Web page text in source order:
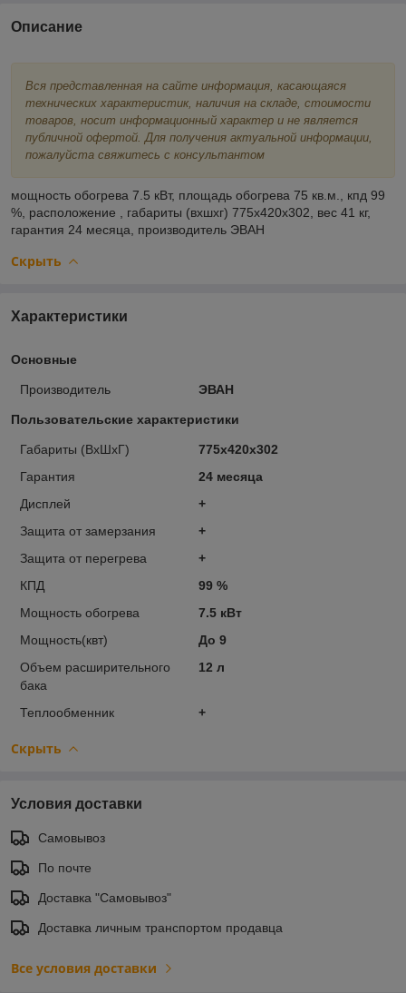
Описание
Вся представленная на сайте информация, касающаяся
технических характеристик, наличия на складе, стоимости
товаров, носит информационный характер и не является
публичной офертой. Для получения актуальной информации,
пожалуйста свяжитесь с консультантом
мощность обогрева 7.5 кВт, площадь обогрева 75 кв.м., кпд 99
%, расположение габариты (вхшхг) 775х420х302, вес 41 кг,
гарантия 24 месяца, производитель ЭВАН
Скрыть
Характеристики
Основные
Производитель ЭВАН
Пользовательские характеристики
Габариты (ВхШхГ)
775х420х302
Гарантия
24 месяца
Дисплей
+
Защита от замерзания
+
Защита от перегрева
+
КПД
99 %
Мощность обогрева
7.5 кВт
Мощность(квт)
До 9
Объем расширительного
бака
12 л
Теплообменник +
Скрыть
Условия доставки
Самовывоз
По почте
Доставка "Самовывоз"
Доставка личным транспортом продавца
Все условия доставки